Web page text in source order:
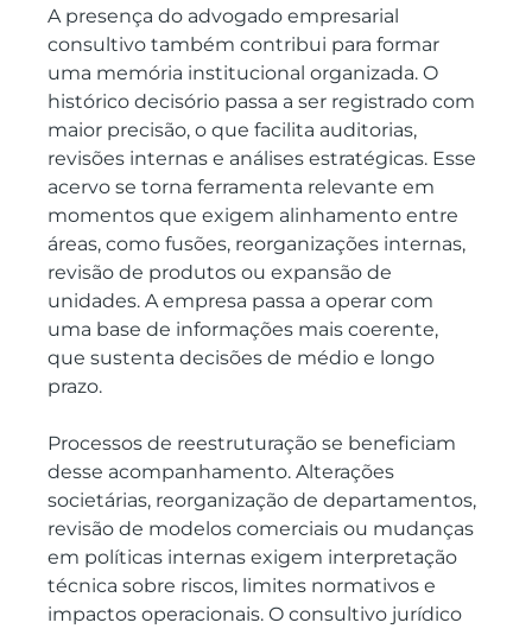
A presença do advogado empresarial
consultivo também contribui para formar
uma memória institucional organizada. O
histórico decisório passa a ser registrado com
maior precisão, o que facilita auditorias,
revisões internas e análises estratégicas. Esse
acervo se torna ferramenta relevante em
momentos que exigem alinhamento entre
áreas, como fusões, reorganizações internas,
revisão de produtos ou expansão de
unidades. A empresa passa a operar com
uma base de informações mais coerente,
que sustenta decisões de médio e longo
prazo.
Processos de reestruturação se beneficiam
desse acompanhamento. Alterações
societárias, reorganização de departamentos,
revisão de modelos comerciais ou mudanças
em políticas internas exigem interpretação
técnica sobre riscos, limites normativos e
impactos operacionais. O consultivo jurídico